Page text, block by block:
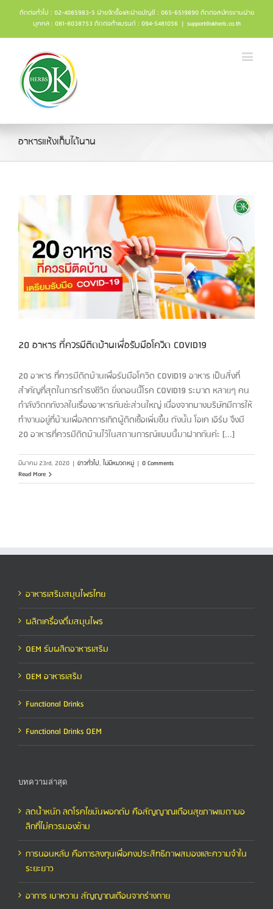
ติดต่อทั่วไป : 02-4085983-5 ฝ่ายจัดซื้อและฝ่ายบัญชี : 065-6519890 ติดต่อสมัครงานฝ่าย
บุคคล : 081-8038753 ติดต่อทำแบรนด์ : 094-5481056 | support@okherb.co.th
อาหารแห้งเก็บได้นาน
20 อาหาร ที่ควรมีติดบ้านเพื่อรับมือโควิด COVID19
20 อาหาร ที่ควรมีติดบ้านเพื่อรับมือโควิด COVID19 อาหาร เป็นสิ่งที่
สำคัญที่สุดในการดำรงชีวิต ยิ่งตอนนี้โรค COVID19 ระบาด หลายๆ คน
กำลังวิตกกังวลในเรื่องอาหารกันซ่ะส่วนใหญ่ เนื่องจากบางบริษัทมีการให้
ทำงานอยู่ที่บ้านเพื่อลดการเกิดผู้ติดเชื้อเพิ่มขึ้น ดังนั้น โอเค เอิร์บ จึงมี
20 อาหารที่ควรมีติดบ้านไว้ในสถานการณ์แบบนี้มาฝากกันค่ะ [...]
มีนาคม 23rd, 2020 | ข่าวทั่วไป,ไม่มีหมวดหมู่ | 0 Comments
Read More
อาหารเสริมสมุนไพรไทย
ผลิตเครื่องดื่มสมุนไพร
OEM รับผลิตอาหารเสริม
OEM อาหารเสริม
Functional Drinks
Functional Drinks OEM
บทความล่าสุด
ลดน้ำหนัก ลดโรคไขมันพอกตับ คือสัญญาณเตือนสุขภาพเมตาบอ
ลิกที่ไม่ควรมองข้าม
การนอนหลับ คือการลงทุนเพื่อคงประสิทธิภาพสมองและความจำใน
ระยะยาว
อาการ เบาหวาน สัญญาณเตือนจากร่างกาย